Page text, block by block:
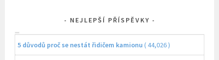
NEJLEPŠÍ PŘÍSPĚVKY
5 důvodů proč se nestát řidičem kamionu ( 44,026 )